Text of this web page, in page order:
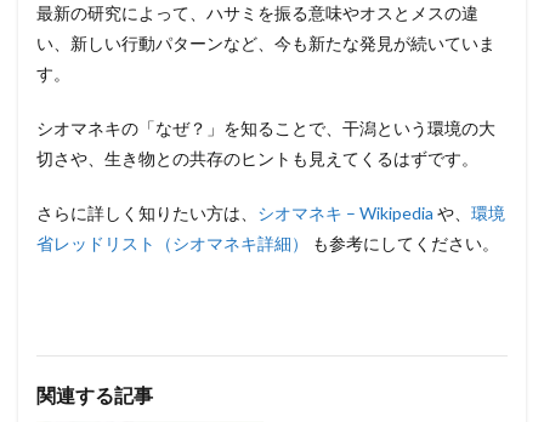
最新の研究によって、ハサミを振る意味やオスとメスの違
い、新しい行動パターンなど、今も新たな発見が続いていま
す。
シオマネキの「なぜ？」を知ることで、干潟という環境の大
切さや、生き物との共存のヒントも見えてくるはずです。
さらに詳しく知りたい方は、 シオマネキ – Wikipedia や、 環境
省レッドリスト（シオマネキ詳細）
も参考にしてください。
関連する記事